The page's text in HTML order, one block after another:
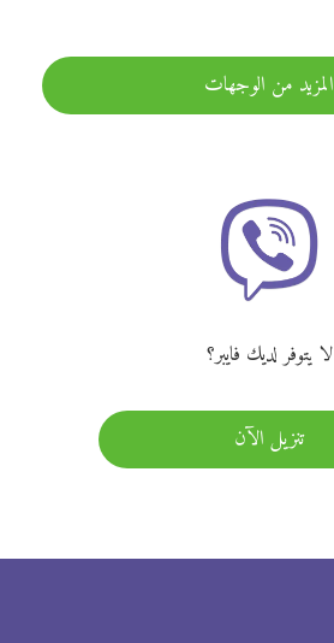
المزيد من الوجهات
لا يتوفر لديك فايبر؟
تنزيل الآن